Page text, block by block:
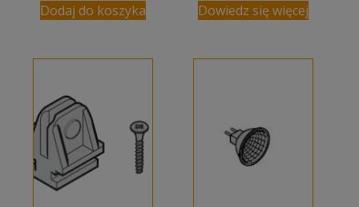
Dodaj do koszyka Dowiedz się więcej